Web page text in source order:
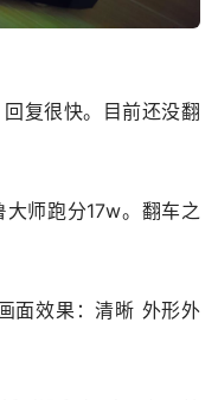
复很快。目前还没翻
师跑分17w。翻车之
面效果：清晰 外形外